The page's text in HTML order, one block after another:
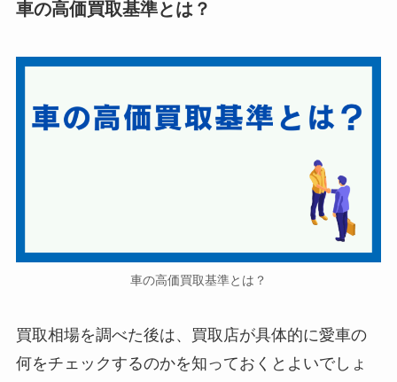
車の高価買取基準とは？
車の高価買取基準とは？
買取相場を調べた後は、買取店が具体的に愛車の
何をチェックするのかを知っておくとよいでしょ